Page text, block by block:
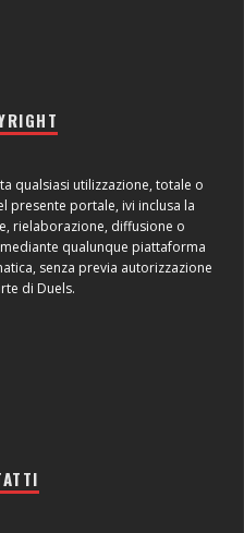
qualsiasi utilizzazione, totale o
presente portale, ivi inclusa la
rielaborazione, diffusione o
qualunque piattaforma
senza previa autorizzazione
di Duels.